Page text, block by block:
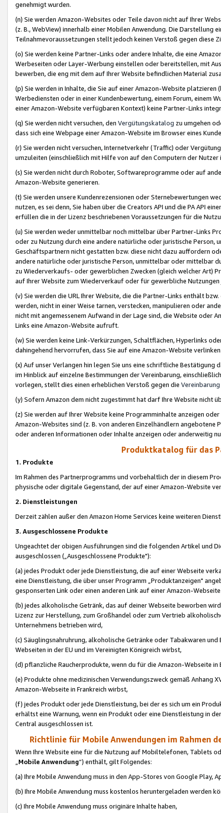
genehmigt wurden.
(n) Sie werden Amazon-Websites oder Teile davon nicht auf Ihrer
(z. B., WebView) innerhalb einer Mobilen Anwendung. Die Darstellung
Teilnahmevoraussetzungen stellt jedoch keinen Verstoß gegen diese
(o) Sie werden keine Partner-Links oder andere Inhalte, die eine
Werbeseiten oder Layer-Werbung einstellen oder bereitstellen, mit
bewerben, die eng mit dem auf Ihrer Website befindlichen Material
(p) Sie werden in Inhalte, die Sie auf einer Amazon-Website
Werbediensten oder in einer Kundenbewertung, einem Forum, einem
einer Amazon-Website verfügbaren Kontext) keine Partner-Links
(q) Sie werden nicht versuchen, den Vergütungskatalog zu umgehen
dass sich eine Webpage einer Amazon-Website im Browser eines
(r) Sie werden nicht versuchen, Internetverkehr (Traffic) oder
umzuleiten (einschließlich mit Hilfe von auf den Computern der
(s) Sie werden nicht durch Roboter, Softwareprogramme oder auf
Amazon-Website generieren.
(t) Sie werden unsere Kundenrezensionen oder Sternebewertungen
nutzen, es sei denn, Sie haben über die Creators API und die PA API
erfüllen die in der Lizenz beschriebenen Voraussetzungen für die
(u) Sie werden weder unmittelbar noch mittelbar über Partner-Links
oder zu Nutzung durch eine andere natürliche oder juristische
Geschäftspartnern nicht gestatten bzw. diese nicht dazu auffordern
andere natürliche oder juristische Person, unmittelbar oder mittelbar
zu Wiederverkaufs- oder gewerblichen Zwecken (gleich welcher Art)
auf Ihrer Website zum Wiederverkauf oder für gewerbliche
(v) Sie werden die URL Ihrer Website, die die Partner-Links enthält
werden, nicht in einer Weise tarnen, verstecken, manipulieren oder
nicht mit angemessenem Aufwand in der Lage sind, die Website oder
Links eine Amazon-Website aufruft.
(w) Sie werden keine Link-Verkürzungen, Schaltflächen, Hyperlinks
dahingehend hervorrufen, dass Sie auf eine Amazon-Website
(x) Auf unser Verlangen hin legen Sie uns eine schriftliche
im Hinblick auf einzelne Bestimmungen der Vereinbarung,
vorlegen, stellt dies einen erheblichen Verstoß gegen die Vereinbarung
(y) Sofern Amazon dem nicht zugestimmt hat darf Ihre Website nicht
(z) Sie werden auf Ihrer Website keine Programminhalte anzeigen
Amazon-Websites sind (z. B. von anderen Einzelhändlern
oder anderen Informationen oder Inhalte anzeigen oder anderweitig
Produktkatalog für das
1. Produkte
Im Rahmen des Partnerprogramms und vorbehaltlich der in diesem
physische oder digitale Gegenstand, der auf einer Amazon-Website
2. Dienstleistungen
Derzeit zählen außer den Amazon Home Services keine weiteren
3. Ausgeschlossene Produkte
Ungeachtet der obigen Ausführungen sind die folgenden Artikel und
ausgeschlossen („Ausgeschlossene Produkte"):
(a) jedes Produkt oder jede Dienstleistung, die auf einer Webseite
eine Dienstleistung, die über unser Programm „Produktanzeigen"
gesponserten Link oder einen anderen Link auf einer Amazon-
(b) jedes alkoholische Getränk, das auf deiner Webseite beworben
Lizenz zur Herstellung, zum Großhandel oder zum Vertrieb
Unternehmens betrieben wird,
(c) Säuglingsnahruhrung, alkoholische Getränke oder Tabakwaren
Webseiten in der EU und im Vereinigten Königreich wirbst,
(d) pflanzliche Raucherprodukte, wenn du für die Amazon-Webseite in
(e) Produkte ohne medizinischen Verwendungszweck gemäß Anhang
Amazon-Webseite in Frankreich wirbst,
(f) jedes Produkt oder jede Dienstleistung, bei der es sich um ein
erhältst eine Warnung, wenn ein Produkt oder eine Dienstleistung in
Central ausgeschlossen ist.
Richtlinie für Mobile Anwendungen im Rahmen
Wenn Ihre Website eine für die Nutzung auf Mobiltelefonen, Tablets
„Mobile Anwendung“) enthält, gilt Folgendes:
(a) Ihre Mobile Anwendung muss in den App-Stores von Google Play,
(b) Ihre Mobile Anwendung muss kostenlos heruntergeladen werden
(c) Ihre Mobile Anwendung muss originäre Inhalte haben,